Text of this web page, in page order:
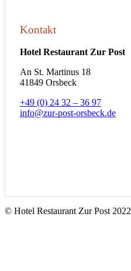
Kontakt
Hotel Restaurant Zur Post
An St. Martinus 18
41849 Orsbeck
+49 (0) 24 32 – 36 97
info@zur-post-orsbeck.de
© Hotel Restaurant Zur Post 2022